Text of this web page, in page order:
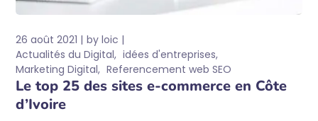
26 août 2021 byloic
Actualités du Digital idées d'entreprises
Marketing Digital Referencement web SEO
Le top 25 des sites e-commerce en Côte
d’Ivoire